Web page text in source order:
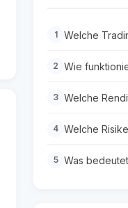
1 Welche
2 Wie
3 Welche
4 Welche
5 Was